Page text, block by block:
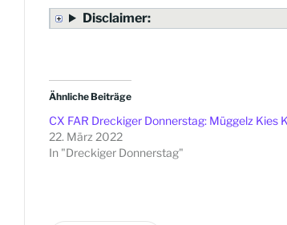
Disclaimer:
Ähnliche Beiträge
CX FAR Dreckiger Donnerstag: Müggelz Kies
22. März 2022
In "Dreckiger Donnerstag"